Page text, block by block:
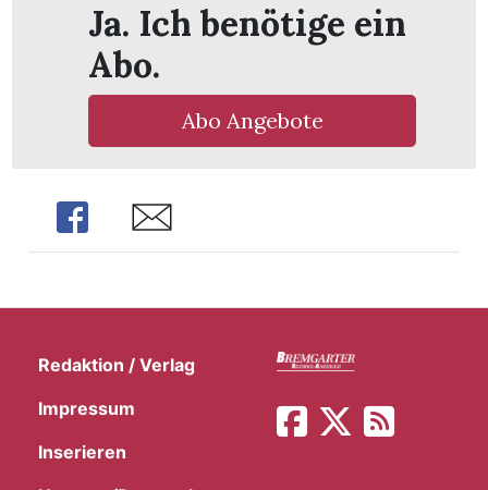
Ja. Ich benötige ein
Abo.
Abo Angebote
Share Share
Redaktion / Verlag
Impressum
Inserieren